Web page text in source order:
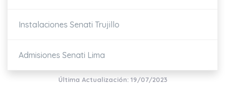
Instalaciones Senati Trujillo
Admisiones Senati Lima
Última Actualización: 19/07/2023